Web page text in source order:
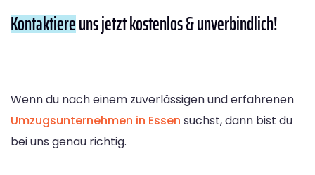
Kontaktiereuns jetzt kostenlos & unverbindlich!
Wenn du nach einem zuverlässigen und erfahrenen
Umzugsunternehmen in Essen suchst, dann bist du
bei uns genau richtig.